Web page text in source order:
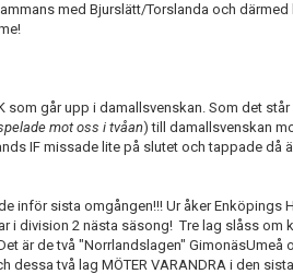
med Bjurslätt/Torslanda och
som går upp i damallsvenskan. Som det står
mot oss i tvåan) till damallsvenskan
IF missade lite på slutet och tappade då
inför sista omgången!!! Ur åker Enköpings
i division 2 nästa säsong! Tre lag slåss om
är de två "Norrlandslagen" GimonäsUmeå
dessa två lag MÖTER VARANDRA i den